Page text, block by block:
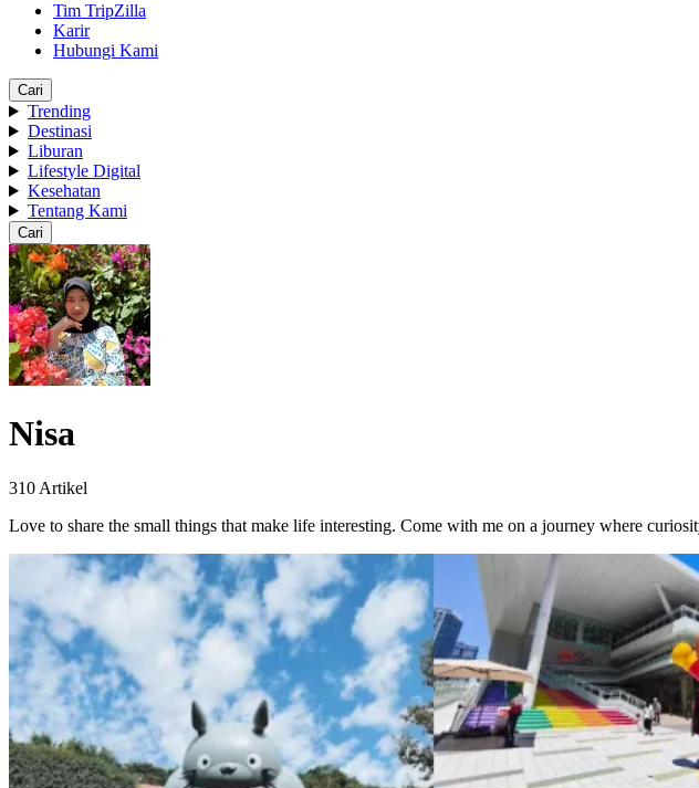
Tim TripZilla
Karir
Hubungi Kami
Cari
Trending
Destinasi
Liburan
Lifestyle Digital
Kesehatan
Tentang Kami
Cari
Nisa
310 Artikel
Love to share the small things that make life interesting. Come with me on a journey where